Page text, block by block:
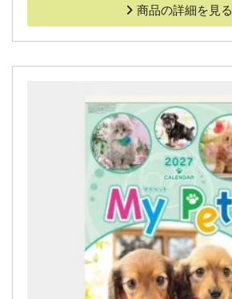
商品の詳細を見る